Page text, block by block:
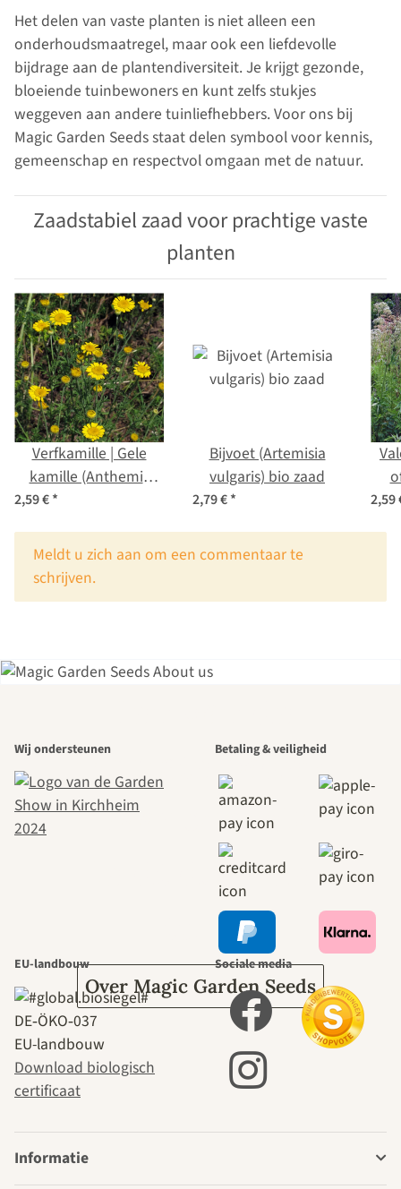
Het delen van vaste planten is niet alleen een
onderhoudsmaatregel, maar ook een liefdevolle
bijdrage aan de plantendiversiteit. Je krijgt gezonde,
bloeiende tuinbewoners en kunt zelfs stukjes
weggeven aan andere tuinliefhebbers. Voor ons bij
Magic Garden Seeds staat delen symbool voor kennis,
gemeenschap en respectvol omgaan met de natuur.
Zaadstabiel zaad voor prachtige vaste
planten
Verfkamille | Gele
kamille (Anthemis
tinctoria) zaden
2,59 €*
Bijvoet (Artemisia
vulgaris) bio zaad
2,79 €* 2,59
x
Meldt u zich aan om een commentaar te
schrijven.
mooiste paden
naar onszelf
leidt door de
tuin.
Over Magic Garden Seeds
Wij ondersteunen Betaling & veiligheid
EU-landbouw
DE‑ÖKO‑037
EU-landbouw
Download biologisch
certificaat
Sociale media
Informatie